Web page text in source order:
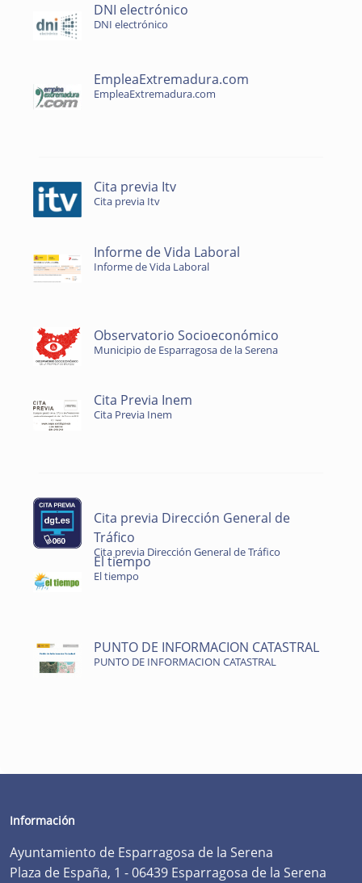
DNI electrónico
DNI electrónico
EmpleaExtremadura.com
EmpleaExtremadura.com
Cita previa Itv
Cita previa Itv
Informe de Vida Laboral
Informe de Vida Laboral
Observatorio Socioeconómico
Municipio de Esparragosa de la Serena
Cita Previa Inem
Cita Previa Inem
Cita previa Dirección General de
Tráfico
Cita previa Dirección General de Tráfico
El tiempo
El tiempo
PUNTO DE INFORMACION CATASTRAL
PUNTO DE INFORMACION CATASTRAL
Información
Ayuntamiento de Esparragosa de la Serena
Plaza de España, 1 - 06439 Esparragosa de la Serena